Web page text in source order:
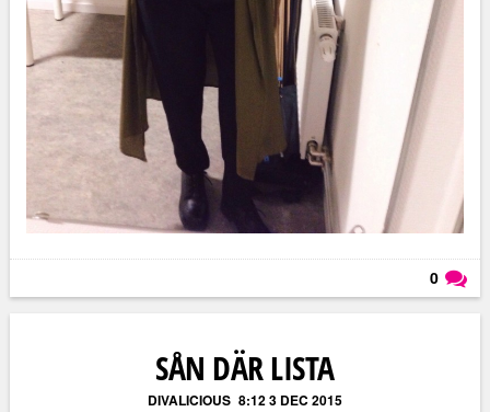
0
SÅN DÄR LISTA
DIVALICIOUS 8:12 3 DEC 2015